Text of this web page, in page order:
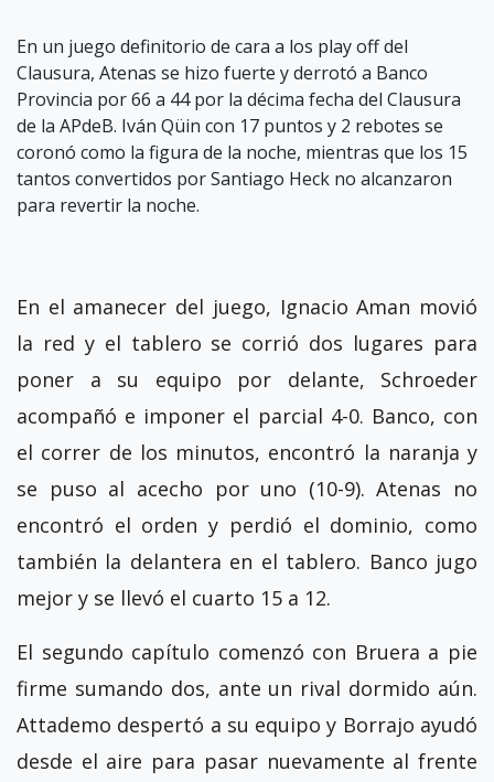
En un juego definitorio de cara a los play off del
Clausura, Atenas se hizo fuerte y derrotó a Banco
Provincia por 66 a 44 por la décima fecha del Clausura
de la APdeB. Iván Qüin con 17 puntos y 2 rebotes se
coronó como la figura de la noche, mientras que los 15
tantos convertidos por Santiago Heck no alcanzaron
para revertir la noche.
En el amanecer del juego, Ignacio Aman movió
la red y el tablero se corrió dos lugares para
poner a su equipo por delante, Schroeder
acompañó e imponer el parcial 4-0. Banco, con
el correr de los minutos, encontró la naranja y
se puso al acecho por uno (10-9). Atenas no
encontró el orden y perdió el dominio, como
también la delantera en el tablero. Banco jugo
mejor y se llevó el cuarto 15 a 12.
El segundo capítulo comenzó con Bruera a pie
firme sumando dos, ante un rival dormido aún.
Attademo despertó a su equipo y Borrajo ayudó
desde el aire para pasar nuevamente al frente